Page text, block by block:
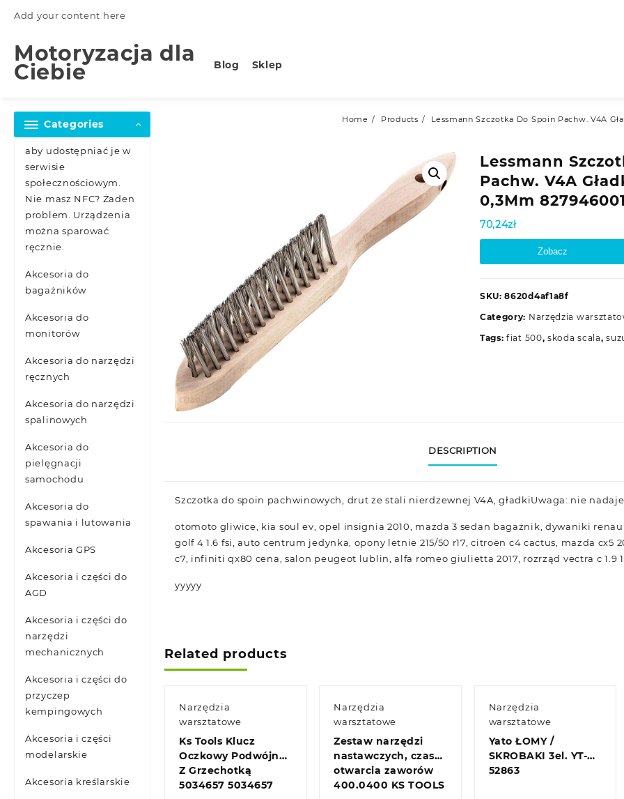
Add your content here
Motoryzacja dla
Ciebie Blog Sklep
Categories
aby udostępniać je w
serwisie
społecznościowym.
Nie masz NFC? Żaden
problem. Urządzenia
można sparować
ręcznie.
Akcesoria do
bagażników
Akcesoria do
monitorów
Akcesoria do narzędzi
ręcznych
Akcesoria do narzędzi
spalinowych
Akcesoria do
pielęgnacji
samochodu
Akcesoria do
spawania i lutowania
Akcesoria GPS
Akcesoria i części do
AGD
Akcesoria i części do
narzędzi
mechanicznych
Akcesoria i części do
przyczep
kempingowych
Akcesoria i części
modelarskie
Akcesoria kreślarskie
Home Products Lessmann Szczotka Do Spoin Pachw. V4A
Lessmann
Pachw. V4A
0,3Mm
70,24zł
Zobacz
SKU:8620d4af1a8f
Category: Narzędzia
Tags:fiat 500,skoda scala,
DESCRIPTION
Szczotka do spoin pachwinowych, drut ze stali nierdzewnej V4A, gładkiUwaga: nie
otomoto gliwice, kia soul ev, opel insignia 2010, mazda 3 sedan bagażnik, dywaniki
golf 4 1.6 fsi, auto centrum jedynka, opony letnie 215/50 r17, citroën c4 cactus, mazda cx5
c7, infiniti qx80 cena, salon peugeot lublin, alfa romeo giulietta 2017, rozrząd vectra c 1.9
yyyyy
Related products
Narzędzia
warsztatowe
Ks Tools Klucz
Oczkowy Podwójny
Z Grzechotką
5034657 5034657
Narzędzia
warsztatowe
Zestaw narzędzi
nastawczych, czasy
otwarcia zaworów
400.0400 KS TOOLS
Narzędzia
warsztatowe
Yato ŁOMY /
SKROBAKI 3el. YT-
52863